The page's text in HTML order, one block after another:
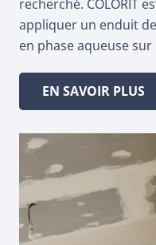
recherché. COLORIT
appliquer un enduit
en phase aqueuse
EN SAVOIR PLUS